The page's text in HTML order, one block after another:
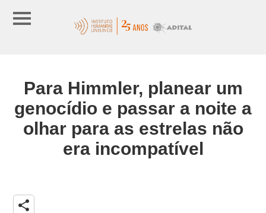
Para Himmler, planear um
genocídio e passar a noite a
olhar para as estrelas não
era incompatível
share